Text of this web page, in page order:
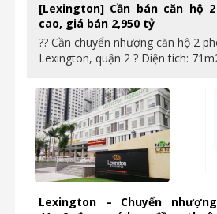
[Lexington] Cần bán căn hộ
cao, giá bán 2,950 tỷ
?? Cần chuyển nhượng căn hộ 2
Lexington, quận 2 ? Diện tích:
Lexington – Chuyển